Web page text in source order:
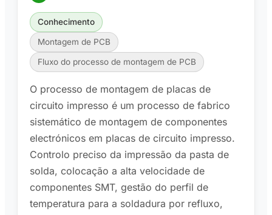
Conhecimento
Montagem de PCB
Fluxo do processo de montagem de PCB
O processo de montagem de placas de
circuito impresso é um processo de fabrico
sistemático de montagem de componentes
electrónicos em placas de circuito impresso.
Controlo preciso da impressão da pasta de
solda, colocação a alta velocidade de
componentes SMT, gestão do perfil de
temperatura para a soldadura por refluxo,